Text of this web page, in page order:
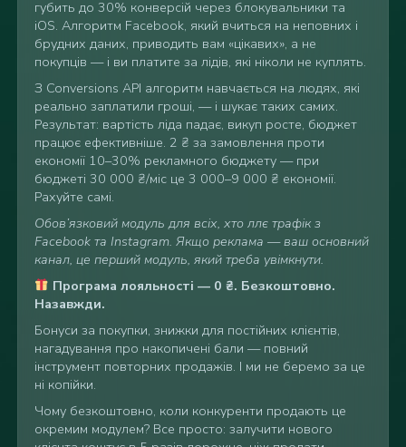
губить до 30% конверсій через блокувальники та
iOS. Алгоритм Facebook, який вчиться на неповних і
брудних даних, приводить вам «цікавих», а не
покупців — і ви платите за лідів, які ніколи не куплять.
З Conversions API алгоритм навчається на людях, які
реально заплатили гроші, — і шукає таких самих.
Результат: вартість ліда падає, викуп росте, бюджет
працює ефективніше. 2 ₴ за замовлення проти
економії 10–30% рекламного бюджету — при
бюджеті 30 000 ₴/міс це 3 000–9 000 ₴ економії.
Рахуйте самі.
Обов’язковий модуль для всіх, хто ллє трафік з
Facebook та Instagram. Якщо реклама — ваш основний
канал, це перший модуль, який треба увімкнути.
Програма лояльності — 0 ₴. Безкоштовно.
Назавжди.
Бонуси за покупки, знижки для постійних клієнтів,
нагадування про накопичені бали — повний
інструмент повторних продажів. І ми не беремо за це
ні копійки.
Чому безкоштовно, коли конкуренти продають це
окремим модулем? Все просто: залучити нового